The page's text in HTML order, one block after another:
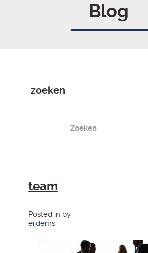
Blog
zoeken
team
Posted in by
eijdems